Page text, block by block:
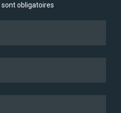
sont obligatoires